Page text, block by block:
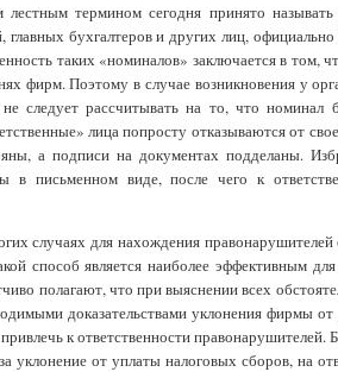
термином сегодня принято
главных бухгалтеров и других лиц,
таких «номиналов» заключается в том,
фирм. Поэтому в случае возникновения у
следует рассчитывать на то, что номинал
лица попросту отказываются от
а подписи на документах подделаны.
в письменном виде, после чего к
случаях для нахождения
способ является наиболее эффективным
полагают, что при выяснении всех
доказательствами уклонения фирмы
к ответственности правонарушителей.
уклонение от уплаты налоговых сборов, на